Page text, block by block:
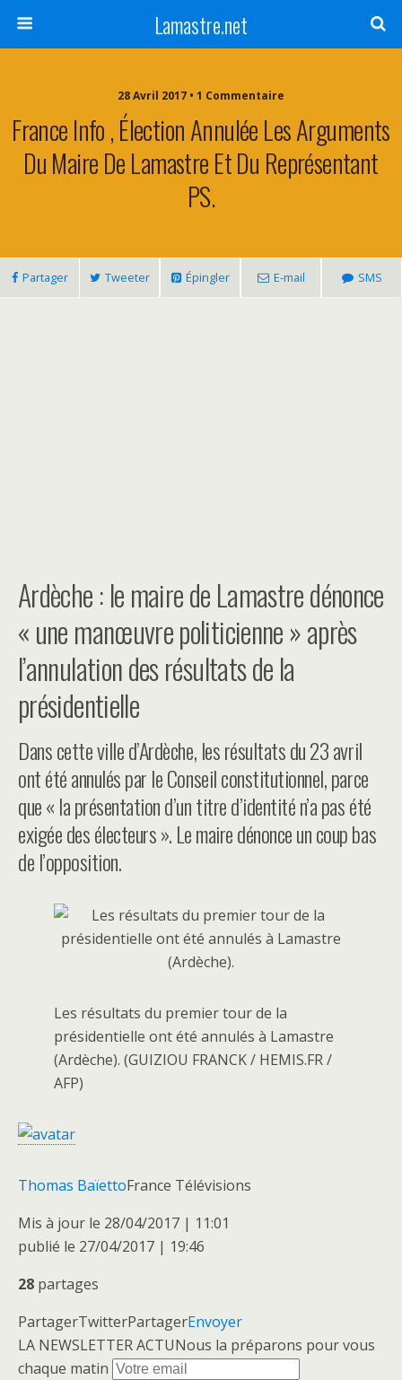
Lamastre.net
28 Avril 2017 • 1 Commentaire
France Info , Élection Annulée Les Arguments
Du Maire De Lamastre Et Du Représentant
PS.
Partager Tweeter Épingler E-mail SMS
Ardèche : le maire de Lamastre dénonce
« une manœuvre politicienne » après
l’annulation des résultats de la
présidentielle
Dans cette ville d’Ardèche, les résultats du 23 avril
ont été annulés par le Conseil constitutionnel, parce
que « la présentation d’un titre d’identité n’a pas été
exigée des électeurs ». Le maire dénonce un coup bas
de l’opposition.
Les résultats du premier tour de la
présidentielle ont été annulés à Lamastre
(Ardèche). (GUIZIOU FRANCK / HEMIS.FR /
AFP)
Thomas BaïettoFrance Télévisions
Mis à jour le 28/04/2017 | 11:01
publié le 27/04/2017 | 19:46
28 partages
PartagerTwitterPartagerEnvoyer
LA NEWSLETTER ACTUNous la préparons pour vous
chaque matin